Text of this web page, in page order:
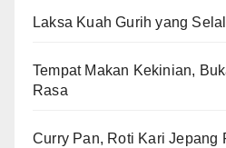
Laksa Kuah Gurih yang
Tempat Makan Kekinian,
Rasa
Curry Pan, Roti Kari Jepang